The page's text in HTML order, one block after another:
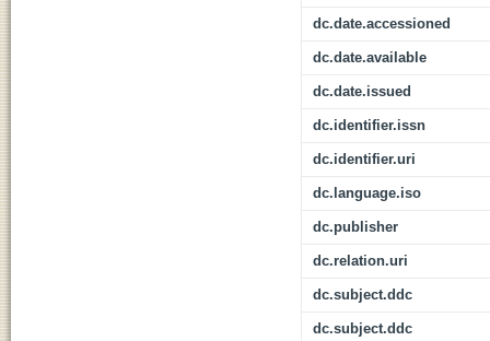
dc.date.accessioned
dc.date.available
dc.date.issued
dc.identifier.issn
dc.identifier.uri
dc.language.iso
dc.publisher
dc.relation.uri
dc.subject.ddc
dc.subject.ddc